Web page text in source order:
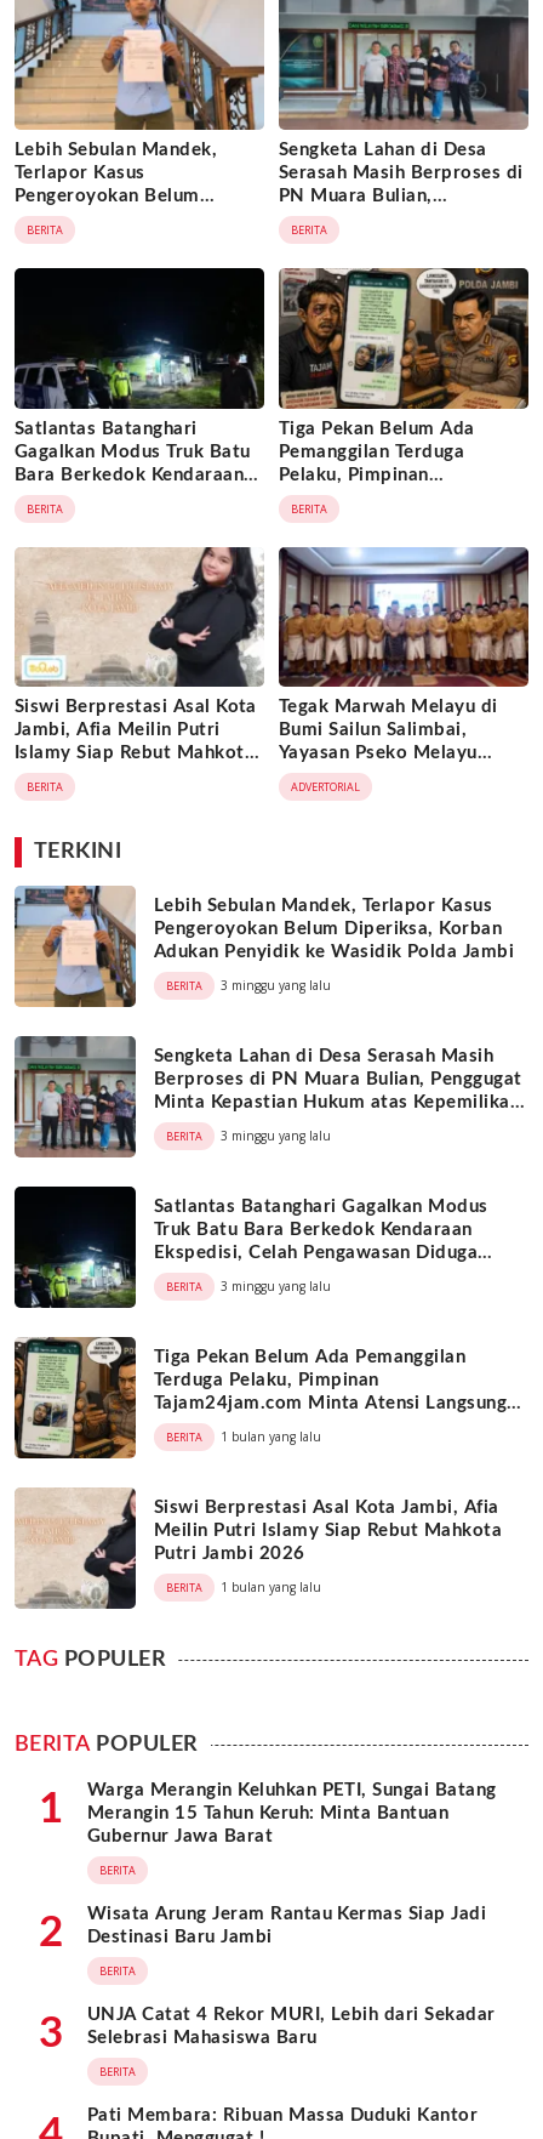
Lebih Sebulan Mandek,
Terlapor Kasus
Pengeroyokan Belum
Diperiksa, Korban Adukan
Penyidik ke Wasidik Polda
Jambi
BERITA
Sengketa Lahan di Desa
Serasah Masih Berproses di
PN Muara Bulian,
Penggugat Minta Kepastian
Hukum atas Kepemilikan
Objek Tanah
BERITA
Satlantas Batanghari
Gagalkan Modus Truk Batu
Bara Berkedok Kendaraan
Ekspedisi, Celah
Pengawasan Diduga
Dimanfaatkan Oknum
BERITA
Tiga Pekan Belum Ada
Pemanggilan Terduga
Pelaku, Pimpinan
Tajam24jam.com Minta
Atensi Langsung Kapolda
Jambi
BERITA
Siswi Berprestasi Asal Kota
Jambi, Afia Meilin Putri
Islamy Siap Rebut Mahkota
Putri Jambi 2026
BERITA
Tegak Marwah Melayu di
Bumi Sailun Salimbai,
Yayasan Pseko Melayu
Jambi Resmi Dikukuhkan:
Satukan Adat, Jaga Warisan
ADVERTORIAL
TERKINI
Lebih Sebulan Mandek, Terlapor Kasus
Pengeroyokan Belum Diperiksa, Korban
Adukan Penyidik ke Wasidik Polda Jambi
BERITA 3 minggu yang lalu
Sengketa Lahan di Desa Serasah Masih
Berproses di PN Muara Bulian, Penggugat
Minta Kepastian Hukum atas Kepemilikan
Objek Tanah
BERITA 3 minggu yang lalu
Satlantas Batanghari Gagalkan Modus
Truk Batu Bara Berkedok Kendaraan
Ekspedisi, Celah Pengawasan Diduga
Dimanfaatkan Oknum
BERITA 3 minggu yang lalu
Tiga Pekan Belum Ada Pemanggilan
Terduga Pelaku, Pimpinan
Tajam24jam.com Minta Atensi Langsung
Kapolda Jambi
BERITA 1 bulan yang lalu
Siswi Berprestasi Asal Kota Jambi, Afia
Meilin Putri Islamy Siap Rebut Mahkota
Putri Jambi 2026
BERITA 1 bulan yang lalu
TAG POPULER
BERITAPOPULER
1
Warga Merangin Keluhkan PETI, Sungai Batang
Merangin 15 Tahun Keruh: Minta Bantuan
Gubernur Jawa Barat
BERITA
2
Wisata Arung Jeram Rantau Kermas Siap Jadi
Destinasi Baru Jambi
BERITA
3
UNJA Catat 4 Rekor MURI, Lebih dari Sekadar
Selebrasi Mahasiswa Baru
BERITA
Pati Membara: Ribuan Massa Duduki Kantor